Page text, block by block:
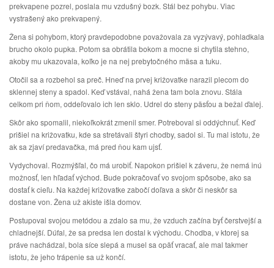
prekvapene pozrel, poslala mu vzdušný bozk. Stál bez pohybu. Viac
vystrašený ako prekvapený.
Žena si pohybom, ktorý pravdepodobne považovala za vyzývavý, pohladkala
brucho okolo pupka. Potom sa obrátila bokom a mocne si chytila stehno,
akoby mu ukazovala, koľko je na nej prebytočného mäsa a tuku.
Otočil sa a rozbehol sa preč. Hneď na prvej križovatke narazil plecom do
sklennej steny a spadol. Keď vstával, nahá žena tam bola znovu. Stála
celkom pri ňom, oddeľovalo ich len sklo. Udrel do steny päsťou a bežal ďalej.
Skôr ako spomalil, niekoľkokrát zmenil smer. Potreboval si oddýchnuť. Keď
prišiel na križovatku, kde sa stretávali štyri chodby, sadol si. Tu mal istotu, že
ak sa zjaví predavačka, má pred ňou kam ujsť.
Vydychoval. Rozmýšľal, čo má urobiť. Napokon prišiel k záveru, že nemá inú
možnosť, len hľadať východ. Bude pokračovať vo svojom spôsobe, ako sa
dostať k cieľu. Na každej križovatke zabočí doľava a skôr či neskôr sa
dostane von. Žena už akiste išla domov.
Postupoval svojou metódou a zdalo sa mu, že vzduch začína byť čerstvejší a
chladnejší. Dúfal, že sa predsa len dostal k východu. Chodba, v ktorej sa
práve nachádzal, bola síce slepá a musel sa opäť vracať, ale mal takmer
istotu, že jeho trápenie sa už končí.